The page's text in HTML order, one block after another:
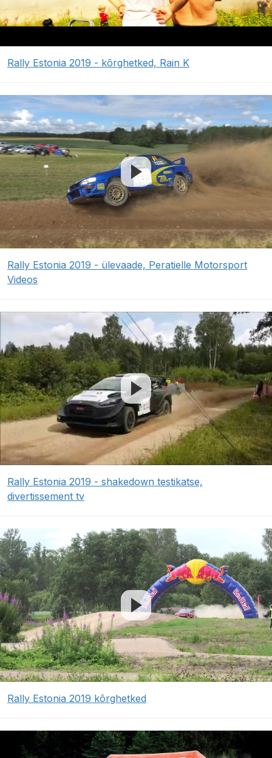
Rally Estonia 2019 - kõrghetked, Rain K
Rally Estonia 2019 - ülevaade, Peratielle Motorsport
Videos
Rally Estonia 2019 - shakedown testikatse,
divertissement tv
Rally Estonia 2019 kõrghetked